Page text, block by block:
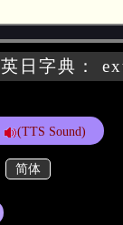
英日字典：
(TTS Sound)
简体